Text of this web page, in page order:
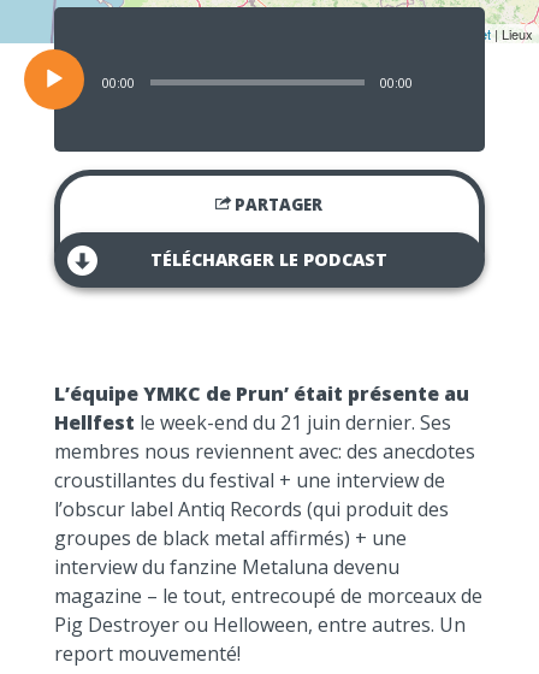
Leaflet | Lieux
Lecteur
audio
00:00 00:00
PARTAGER
TÉLÉCHARGER LE PODCAST
L’équipe YMKC de Prun’ était présente au
Hellfest le week-end du 21 juin dernier. Ses
membres nous reviennent avec: des anecdotes
croustillantes du festival + une interview de
l’obscur label Antiq Records (qui produit des
groupes de black metal affirmés) + une
interview du fanzine Metaluna devenu
magazine – le tout, entrecoupé de morceaux de
Pig Destroyer ou Helloween, entre autres. Un
report mouvementé!